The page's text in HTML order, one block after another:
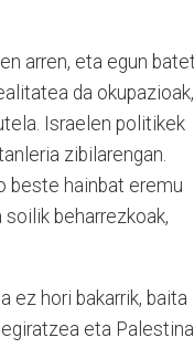
arren, eta egun
da okupazioak,
Israelen politikek
zibilarengan.
beste hainbat eremu
beharrezkoak,
ez hori bakarrik, baita
eta